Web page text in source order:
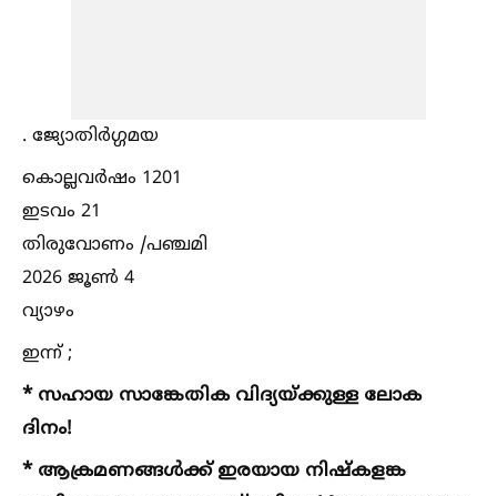
. ജ്യോതിർഗ്ഗമയ
കൊല്ലവർഷം 1201
ഇടവം 21
തിരുവോണം /പഞ്ചമി
2026 ജൂണ്‍ 4
വ്യാഴം
ഇന്ന് ;
* സഹായ സാങ്കേതിക വിദ്യയ്ക്കുള്ള ലോക
ദിനം!
* ആക്രമണങ്ങള്‍ക്ക് ഇരയായ നിഷ്കളങ്ക